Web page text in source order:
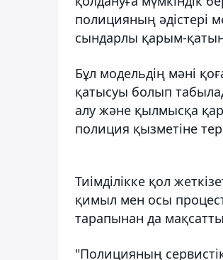
полицияның әдістері
сындарлы қарым-
Бұл модельдің мәні
қатысуы болып
алу және қылмысқа
полиция қызметіне
Тиімділікке қол
қимыл мен осы
тарапынан да
"Полицияның